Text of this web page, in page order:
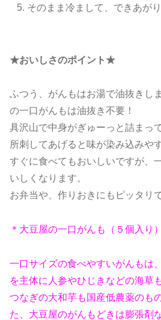
そのまま冷まして、できあがり
★おいしさのポイント★
ふつう、がんもはお湯で油抜きし
の一口がんもは油抜き不要！
具沢山で中身がぎゅーっと詰まっ
所刺してあげると味が染み込みや
すぐに食べてもおいしいですが、
いしくなります。
お弁当や、作りおきにもピッタリ
＊大豆屋の一口がんも（５個入
一口サイズの食べやすいがんもは、
を主体に人参やひじきなどの海草
つなぎの大和芋も国産低農薬のも
た、大豆屋のがんもどきは膨張剤